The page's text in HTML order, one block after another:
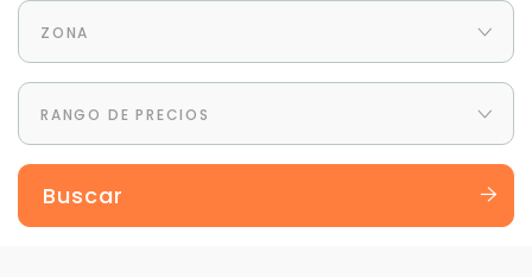
ZONA
RANGO DE PRECIOS
Buscar